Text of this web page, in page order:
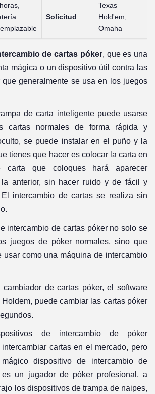
Solicitud
Texas
Hold'em,
Omaha
de cartas póker, que es una
mágica o un dispositivo útil contra las
que generalmente se usa en los juegos
de carta inteligente puede usarse
cartas normales de forma rápida y
se puede instalar en el puño y la
tienes que hacer es colocar la carta en
carta que coloques hará aparecer
la anterior, sin hacer ruido y de fácil y
intercambio de cartas se realiza sin
intercambio de cartas póker no solo se
juegos de póker normales, sino que
usar como una máquina de intercambio
de cartas póker, el software
puede cambiar las cartas póker
de intercambio de póker
cartas en el mercado, pero
dispositivo de intercambio de
un jugador de póker profesional, a
los dispositivos de trampa de naipes,